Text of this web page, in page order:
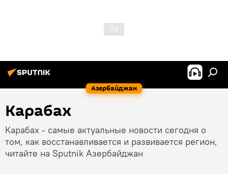
Азербайджан
Карабах
Карабах - самые актуальные новости сегодня о
том, как восстанавливается и развивается регион,
читайте на Sputnik Азербайджан